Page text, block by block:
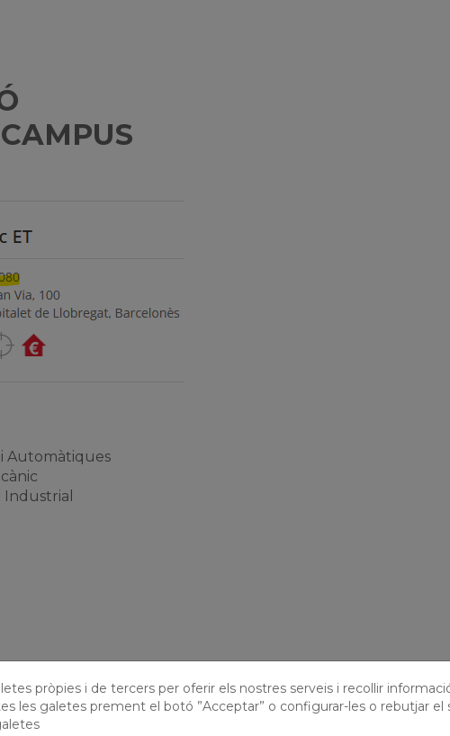
i Automàtiques
Industrial
ONLINE
pròpies i de tercers per oferir els nostres serveis i recollir
les galetes prement el botó ”Acceptar” o configurar-les o rebutjar el